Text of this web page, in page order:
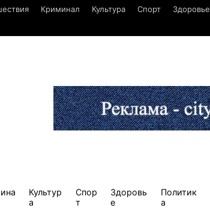
Криминал Культура Спорт Здоровье
Культур
а
Спор
т
Здоровь
е
Политик
а